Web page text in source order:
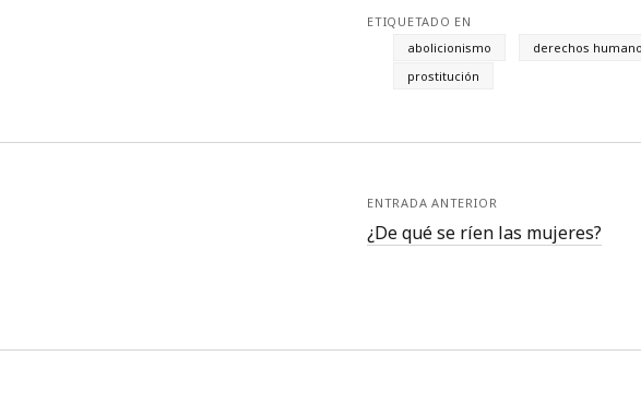
ETIQUETADO EN
abolicionismo
derechos
prostitución
ENTRADA ANTERIOR
¿De qué se ríen las mujeres?